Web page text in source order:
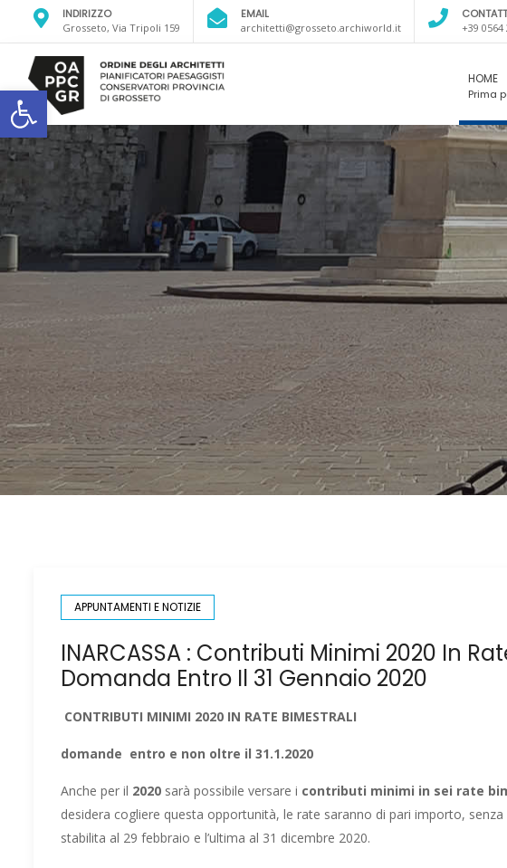
Open toolbar
INDIRIZZO
Grosseto, Via Tripoli 159
EMAIL
architetti@grosseto.archiworld.it +39 0564
HOME
Prima
APPUNTAMENTI E NOTIZIE
INARCASSA : Contributi Minimi 2020 In
Domanda Entro Il 31 Gennaio 2020
CONTRIBUTI MINIMI 2020 IN RATE BIMESTRALI
domande entro e non oltre il 31.1.2020
Anche per il 2020 sarà possibile versare i contributi minimi in sei rate
desidera cogliere questa opportunità, le rate saranno di pari importo,
stabilita al 29 febbraio e l’ultima al 31 dicembre 2020.